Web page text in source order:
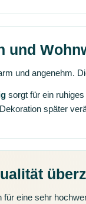
und
und angenehm.
sorgt für ein
später
eine sehr